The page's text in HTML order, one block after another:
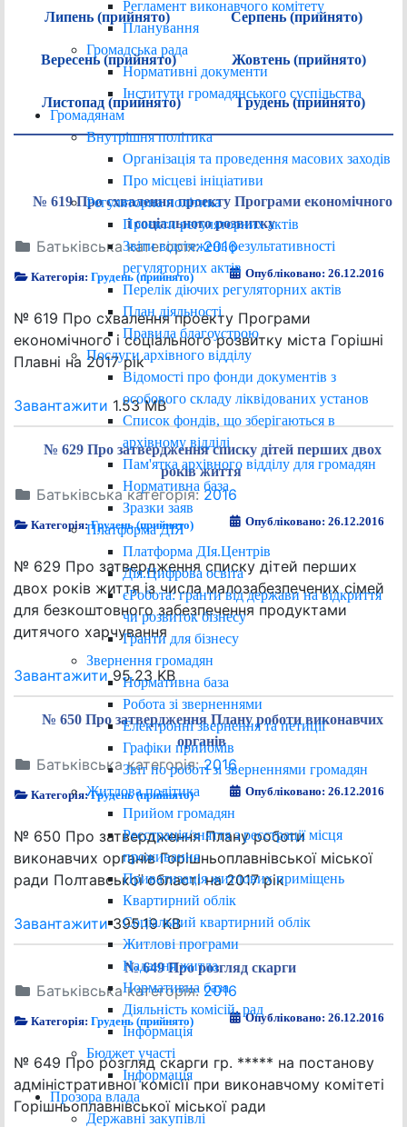
Регламент виконавчого комітету
Планування
Громадська рада
Нормативні документи
Інститути громадянського суспільства
Громадянам
Внутрішня політика
Організація та проведення масових заходів
Про місцеві ініціативи
Регуляторна політика
Проєкти регуляторних актів
Звіти відстежень результативності
регуляторних актів
Перелік діючих регуляторних актів
План діяльності
Правила благоустрою
Послуги архівного відділу
Відомості про фонди документів з
особового складу ліквідованих установ
Список фондів, що зберігаються в
архівному відділі
Пам'ятка архівного відділу для громадян
Нормативна база
Зразки заяв
Платформа ДІЯ
Платформа ДІя.Центрів
Дія.Цифрова освіта
єРобота: гранти від держави на відкриття
чи розвиток бізнесу
Гранти для бізнесу
Звернення громадян
Нормативна база
Робота зі зверненнями
Електронні звернення та петиції
Графіки прийомів
Звіт по роботі зі зверненнями громадян
Житлова політика
Прийом громадян
Реєстрація/зняття з реєстрації місця
проживання
Приватизація житлових приміщень
Квартирний облік
Соціальний квартирний облік
Житлові програми
Надання житла
Нормативна база
Діяльність комісій, рад
Інформація
Бюджет участі
Інформація
Прозора влада
Державні закупівлі
№ 619 Про схвалення проекту Програми економічного
і соціального розвитку
Батьківська категорія:2016
Категорія:Грудень (прийнято) Опубліковано: 26.12.2016
№ 619 Про схвалення проекту Програми
економічного і соціального розвитку міста Горішні
Плавні на 2017 рік
Завантажити 1.53 MB
№ 629 Про затвердження списку дітей перших двох
років життя
Батьківська категорія: 2016
Категорія:Грудень (прийнято) Опубліковано: 26.12.2016
№ 629 Про затвердження списку дітей перших
двох років життя із числа малозабезпечених сімей
для безкоштовного забезпечення продуктами
дитячого харчування
Завантажити 95.23 KB
№ 650 Про затвердження Плану роботи виконавчих
органів
Батьківська категорія:2016
Категорія:Грудень (прийнято) Опубліковано: 26.12.2016
№ 650 Про затвердження Плану роботи
виконавчих органів Горішньоплавнівської міської
ради Полтавської області на 2017 рік
Завантажити395.19 KB
№ 649 Про розгляд скарги
Батьківська категорія: 2016
Категорія:Грудень (прийнято) Опубліковано: 26.12.2016
№ 649 Про розгляд скарги гр. ***** на постанову
адміністративної комісії при виконавчому комітеті
Горішньоплавнівської міської ради
Липень (прийнято) Серпень (прийнято)
Вересень (прийнято) Жовтень (прийнято)
Листопад (прийнято) Грудень (прийнято)